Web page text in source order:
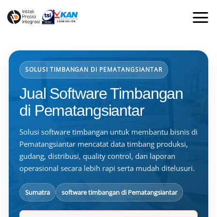
SOLUSI TIMBANGAN DI PEMATANGSIANTAR
Jual Software Timbangan
di Pematangsiantar
Solusi software timbangan untuk membantu bisnis di
Pematangsiantar mencatat data timbang produksi,
gudang, distribusi, quality control, dan laporan
operasional secara lebih rapi serta mudah ditelusuri.
Sumatra software timbangan di Pematangsiantar